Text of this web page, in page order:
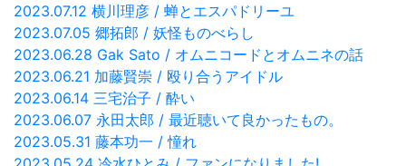
2023.07.12 横川理彦 / 蝉とエスパドリーユ
2023.07.05 郷拓郎 / 妖怪ものべらし
2023.06.28 Gak Sato / オムニコードとオムニネの話
2023.06.21 加藤賢崇 / 殴り合うアイドル
2023.06.14 三宅治子 / 酔い
2023.06.07 永田太郎 / 最近聴いて良かったもの。
2023.05.31 藤本功一 / 憧れ